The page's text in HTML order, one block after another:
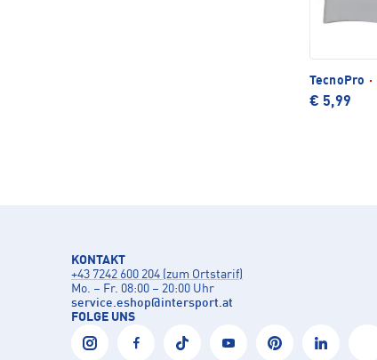
TecnoPro ·
€ 5,99
KONTAKT
+43 7242 600 204 (zum Ortstarif)
Mo. – Fr. 08:00 – 20:00 Uhr
service.eshop@intersport.at
FOLGE UNS